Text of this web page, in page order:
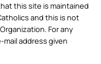
this site is maintained
and this is not
For any
address given